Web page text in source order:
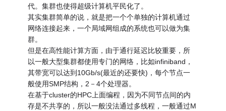
代。集群也使得超级计算机平民化了。
其实集群简单的说，就是把一个个单独的计算机通过
网络连接起来，一个局域网组成的系统也可以做为集
群。
但是在高性能计算方面，由于通行延迟比较重要，所
以一般大型集群都使用专门的网络，比如infiniband，
其带宽可以达到10Gb/s(最近的还要快)，每个节点一
般使用SMP结构，2－4个处理器。
在基于cluster的HPC上面编程，因为不同节点间的内
存是不共享的，所以一般没法通过多线程，一般通过M